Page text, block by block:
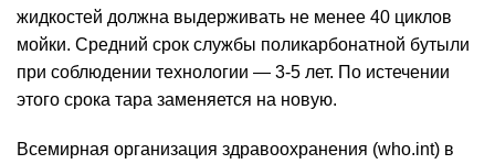
жидкостей должна выдерживать не менее 40 циклов
мойки. Средний срок службы поликарбонатной бутыли
при соблюдении технологии — 3-5 лет. По истечении
этого срока тара заменяется на новую.
Всемирная организация здравоохранения (who.int) в